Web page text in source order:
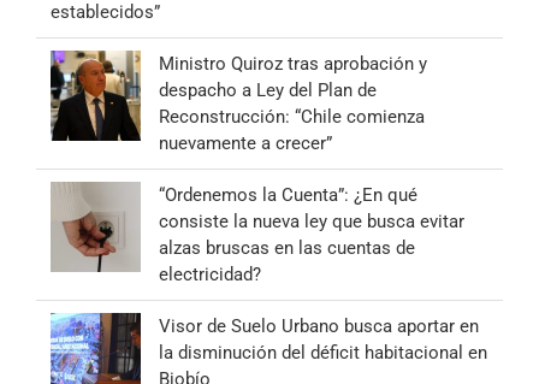
establecidos”
Ministro Quiroz tras aprobación y
despacho a Ley del Plan de
Reconstrucción: “Chile comienza
nuevamente a crecer”
“Ordenemos la Cuenta”: ¿En qué
consiste la nueva ley que busca evitar
alzas bruscas en las cuentas de
electricidad?
Visor de Suelo Urbano busca aportar en
la disminución del déficit habitacional en
Biobío